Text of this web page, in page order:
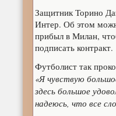
Защитник Торино
Интер. Об этом
прибыл в Милан,
подписать контракт.
Футболист так
«Я чувствую
здесь большое
надеюсь, что все